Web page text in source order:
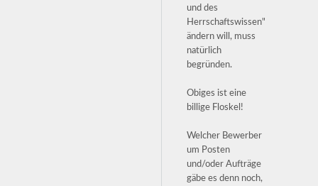
und des
Herrschaftswissen"
ändern will, muss
natürlich
begründen.
Obiges ist eine
billige Floskel!
Welcher Bewerber
um Posten
und/oder Aufträge
gäbe es denn noch,